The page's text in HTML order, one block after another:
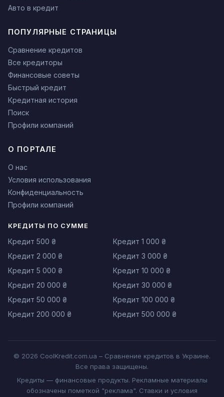
Авто в кредит
ПОПУЛЯРНЫЕ СТРАНИЦЫ
Сравнение кредитов
Все кредиторы
Финансовые советы
Быстрый кредит
Кредитная история
Поиск
Профили компаний
О ПОРТАЛЕ
О нас
Условия использования
Конфиденциальность
Профили компаний
КРЕДИТЫ ПО СУММЕ
Кредит 500 ₴
Кредит 1 000 ₴
Кредит 2 000 ₴
Кредит 3 000 ₴
Кредит 5 000 ₴
Кредит 10 000 ₴
Кредит 20 000 ₴
Кредит 30 000 ₴
Кредит 50 000 ₴
Кредит 100 000 ₴
Кредит 200 000 ₴
Кредит 500 000 ₴
© 2026 CoolKredit.com.ua – Сравнение кредитов в Украине.
Все права защищены.
Кредиты — финансовые продукты. Рекламные материалы
обозначены пометкой "реклама". Ставки и условия